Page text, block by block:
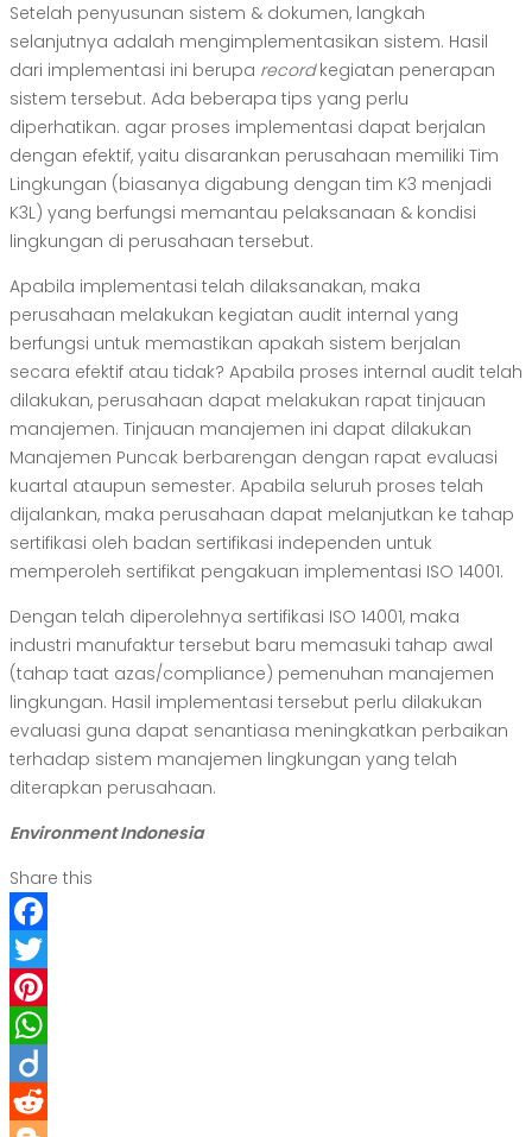
Setelah penyusunan sistem & dokumen, langkah
selanjutnya adalah mengimplementasikan sistem. Hasil
dari implementasi ini berupa recordkegiatan penerapan
sistem tersebut. Ada beberapa tips yang perlu
diperhatikan. agar proses implementasi dapat berjalan
dengan efektif, yaitu disarankan perusahaan memiliki Tim
Lingkungan (biasanya digabung dengan tim K3 menjadi
K3L) yang berfungsi memantau pelaksanaan & kondisi
lingkungan di perusahaan tersebut.
Apabila implementasi telah dilaksanakan, maka
perusahaan melakukan kegiatan audit internal yang
berfungsi untuk memastikan apakah sistem berjalan
secara efektif atau tidak? Apabila proses internal audit telah
dilakukan, perusahaan dapat melakukan rapat tinjauan
manajemen. Tinjauan manajemen ini dapat dilakukan
Manajemen Puncak berbarengan dengan rapat evaluasi
kuartal ataupun semester. Apabila seluruh proses telah
dijalankan, maka perusahaan dapat melanjutkan ke tahap
sertifikasi oleh badan sertifikasi independen untuk
memperoleh sertifikat pengakuan implementasi ISO 14001.
Dengan telah diperolehnya sertifikasi ISO 14001, maka
industri manufaktur tersebut baru memasuki tahap awal
(tahap taat azas/compliance) pemenuhan manajemen
lingkungan. Hasil implementasi tersebut perlu dilakukan
evaluasi guna dapat senantiasa meningkatkan perbaikan
terhadap sistem manajemen lingkungan yang telah
diterapkan perusahaan.
Environment Indonesia
Share this
Facebook
Twitter
Pinterest
WhatsApp
Diigo